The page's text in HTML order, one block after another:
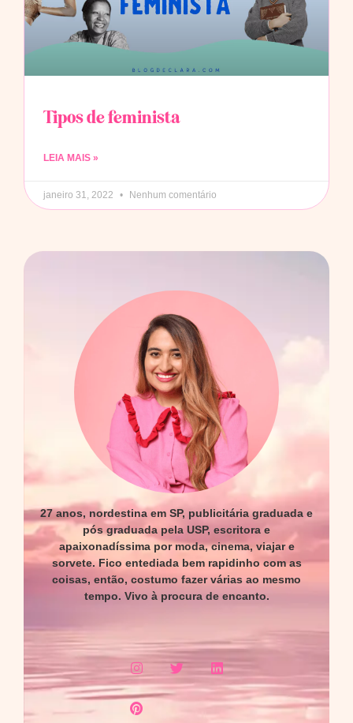
Tipos de feminista
LEIA MAIS »
janeiro 31, 2022 Nenhum comentário
27 anos, nordestina em SP, publicitária graduada e
pós graduada pela USP, escritora e
apaixonadíssima por moda, cinema, viajar e
sorvete. Fico entediada bem rapidinho com as
coisas, então, costumo fazer várias ao mesmo
tempo. Vivo à procura de encanto.